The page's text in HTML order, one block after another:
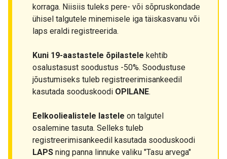
korraga. Niisiis tuleks pere- või sõpruskondade
ühisel talgutele minemisele iga täiskasvanu või
laps eraldi registreerida.
Kuni 19-aastastele õpilastele kehtib
osalustasust soodustus -50%. Soodustuse
jõustumiseks tuleb registreerimisankeedil
kasutada sooduskoodi OPILANE.
Eelkooliealistele lastele on talgutel
osalemine tasuta. Selleks tuleb
registreerimisankeedil kasutada sooduskoodi
LAPS ning panna linnuke valiku "Tasu arvega"